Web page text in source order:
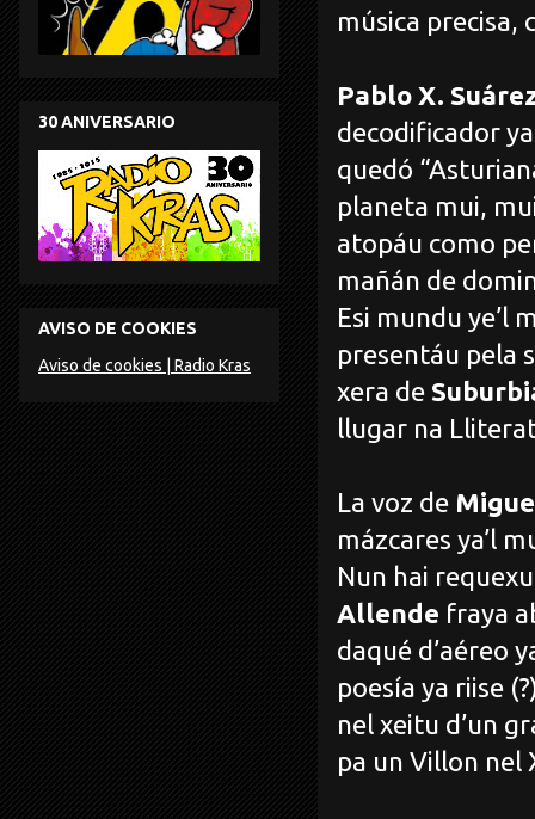
música precisa,
Pablo X.
decodificador
quedó
planeta mui,
atopáu como
mañán de
Esi mundu ye’l
presentáu pela
xera de
llugar na
La voz de
mázcares ya’l
Nun hai
Allende fraya
daqué d’aéreo
poesía ya riise
nel xeitu d’un
pa un Villon nel
30 ANIVERSARIO
AVISO DE COOKIES
Aviso de cookies | Radio Kras